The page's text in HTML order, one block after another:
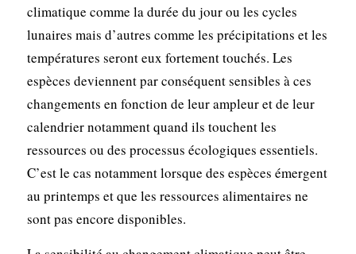
climatique comme la durée du jour ou les cycles
lunaires mais d’autres comme les précipitations et les
températures seront eux fortement touchés. Les
espèces deviennent par conséquent sensibles à ces
changements en fonction de leur ampleur et de leur
calendrier notamment quand ils touchent les
ressources ou des processus écologiques essentiels.
C’est le cas notamment lorsque des espèces émergent
au printemps et que les ressources alimentaires ne
sont pas encore disponibles.